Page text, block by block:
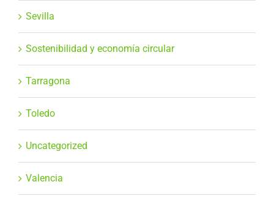
Sevilla
Sostenibilidad y economía circular
Tarragona
Toledo
Uncategorized
Valencia